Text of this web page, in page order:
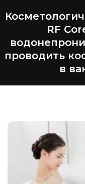
RF
проводить
в